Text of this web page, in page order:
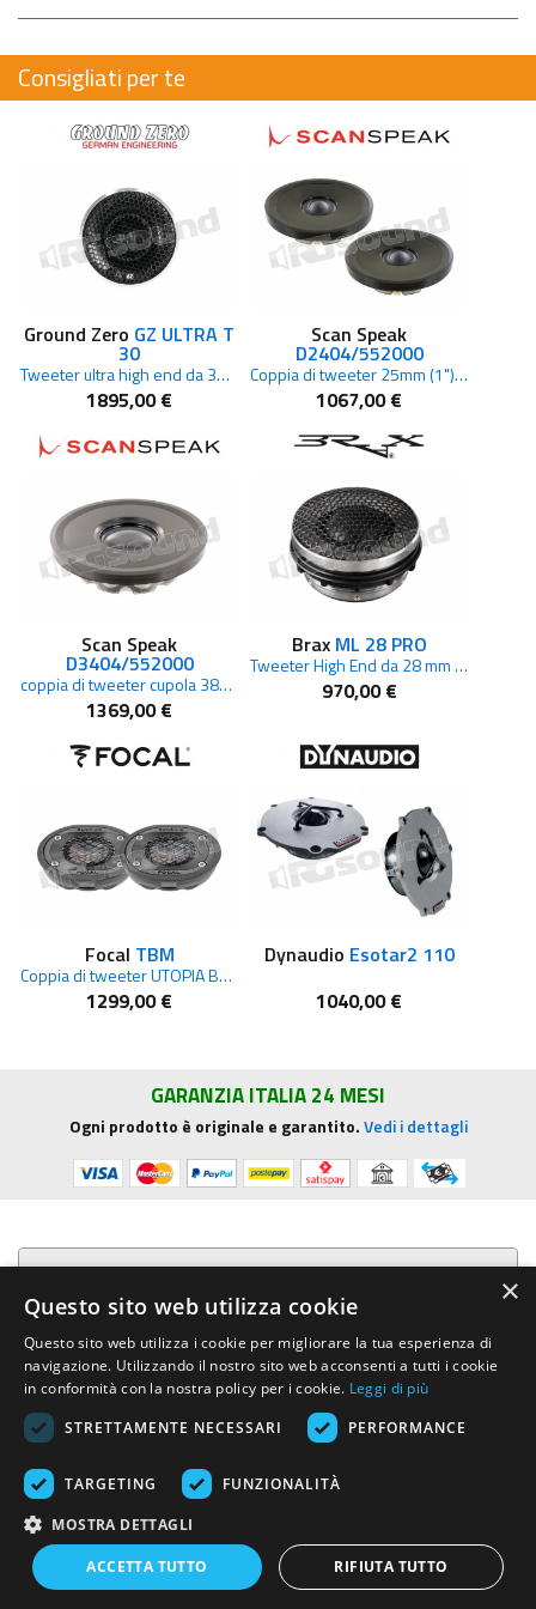
Consigliati per te
Ground Zero GZ ULTRA T
30
Tweeter ultra high end da 30 mm
1895,00 €
Scan Speak
D2404/552000
Coppia di tweeter 25mm (1") 4 Ohm
1067,00 €
Scan Speak
D3404/552000
coppia di tweeter cupola 38mm e bobina vocale ellittica
1369,00 €
Brax ML 28 PRO
Tweeter High End da 28 mm con cupola in seta serie Matrix
970,00 €
Focal TBM
Coppia di tweeter UTOPIA BE M
1299,00 €
Dynaudio Esotar2 110
1040,00 €
GARANZIA ITALIA 24 MESI
Ogni prodotto è originale e garantito.Vedi i dettagli
Presentazione aziendale
Acquista su R.G. Sound
Trasparenza e sicurezza
Area Clienti
R.G. Sound di Rosini Guido
- Tel. e Fax (+39) 0577.716097 - Partita IVA IT01002570529 REA SI-
113696
Created by: Advinser
×
Questo sito web utilizza cookie
Questo sito web utilizza i cookie per migliorare la tua esperienza di
navigazione. Utilizzando il nostro sito web acconsenti a tutti i cookie
in conformità con la nostra policy per i cookie. Leggi di più
STRETTAMENTE NECESSARI
PERFORMANCE
TARGETING FUNZIONALITÀ
MOSTRA DETTAGLI
ACCETTA TUTTO RIFIUTA TUTTO